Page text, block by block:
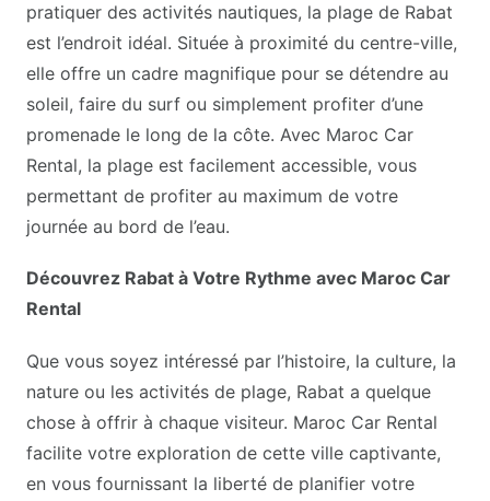
pratiquer des activités nautiques, la plage de Rabat
est l’endroit idéal. Située à proximité du centre-ville,
elle offre un cadre magnifique pour se détendre au
soleil, faire du surf ou simplement profiter d’une
promenade le long de la côte. Avec Maroc Car
Rental, la plage est facilement accessible, vous
permettant de profiter au maximum de votre
journée au bord de l’eau.
Découvrez Rabat à Votre Rythme avec Maroc Car
Rental
Que vous soyez intéressé par l’histoire, la culture, la
nature ou les activités de plage, Rabat a quelque
chose à offrir à chaque visiteur. Maroc Car Rental
facilite votre exploration de cette ville captivante,
en vous fournissant la liberté de planifier votre